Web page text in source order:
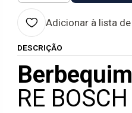
Adicionar à lista
DESCRIÇÃO
RE BOSCH